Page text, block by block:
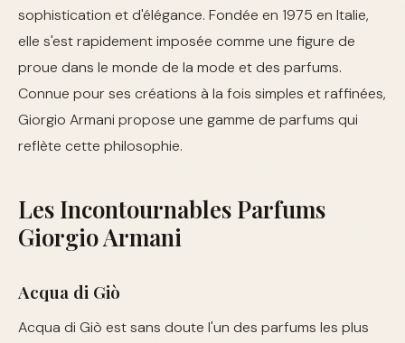
sophistication et d'élégance. Fondée en 1975 en Italie,
elle s'est rapidement imposée comme une figure de
proue dans le monde de la mode et des parfums.
Connue pour ses créations à la fois simples et raffinées,
Giorgio Armani propose une gamme de parfums qui
reflète cette philosophie.
Les Incontournables Parfums
Giorgio Armani
Acqua di Giò
Acqua di Giò est sans doute l'un des parfums les plus